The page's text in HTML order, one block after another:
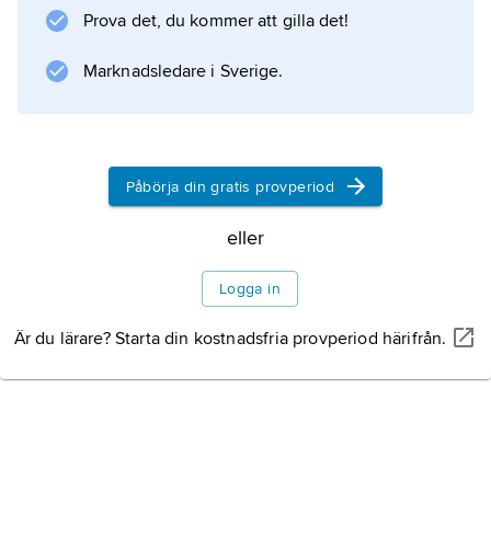
Prova det, du kommer att gilla det!
Marknadsledare i Sverige.
Påbörja din gratis provperiod
eller
Logga in
Är du lärare? Starta din kostnadsfria provperiod härifrån.